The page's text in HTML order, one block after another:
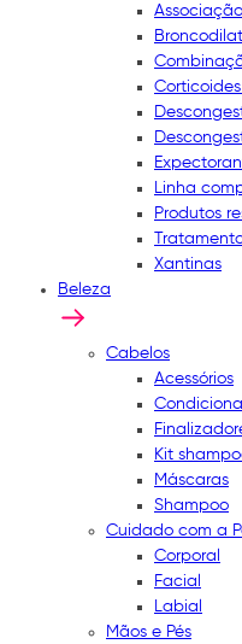
Linha
Produtos
Xantinas
Beleza
Cabelos
Acessórios
Kit
Máscaras
Shampoo
Cuidado com a
Corporal
Facial
Labial
Mãos e Pés